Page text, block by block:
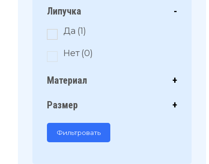
Липучка -
Да (1)
Нет(0)
Материал +
Размер +
Фильтровать